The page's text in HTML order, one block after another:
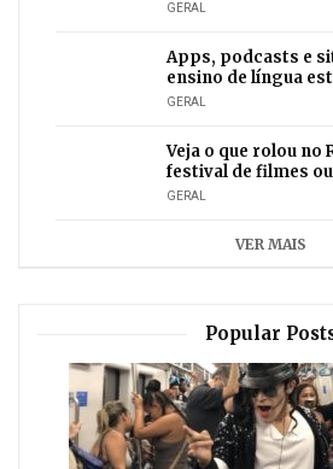
GERAL
Apps, podcasts e
ensino de língua
GERAL
Veja o que rolou no
festival de filmes
GERAL
VER MAIS
Popular